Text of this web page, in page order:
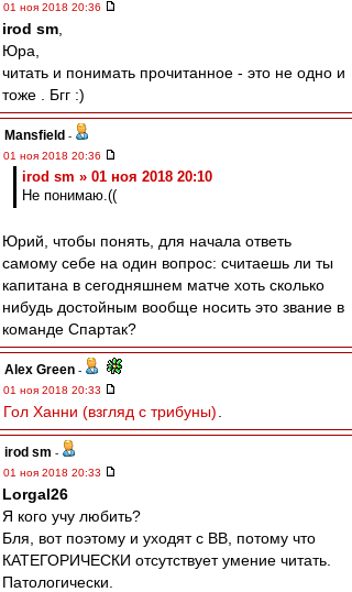
01 ноя 2018 20:36
irod sm
Юра,
читать и понимать прочитанное - это не одно и
тоже . Бгг :)
Mansfield -
01 ноя 2018 20:36
irod sm » 01 ноя 2018 20:10
Не понимаю.((
Юрий, чтобы понять, для начала ответь
самому себе на один вопрос: считаешь ли ты
капитана в сегодняшнем матче хоть сколько
нибудь достойным вообще носить это звание в
команде Спартак?
Alex Green -
01 ноя 2018 20:33
Гол Ханни (взгляд с трибуны)
irod sm -
01 ноя 2018 20:33
Lorgal26
Я кого учу любить?
Бля, вот поэтому и уходят с ВВ, потому что
КАТЕГОРИЧЕСКИ отсутствует умение читать.
Патологически.